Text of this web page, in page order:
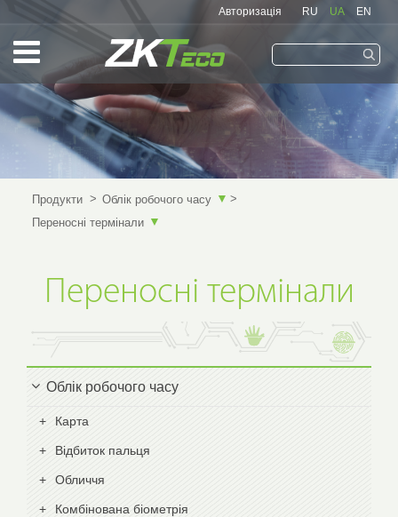
Авторизація
RU UA EN
Продукти Облік робочого часу ▼
Переносні термінали ▼
Переносні термінали
Облік робочого часу
Карта
Відбиток пальця
Обличчя
Комбінована біометрія